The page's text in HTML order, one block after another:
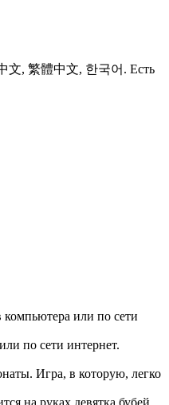
или по сети
по сети интернет.
Игра, в которую, легко
на руках девятка бубей.